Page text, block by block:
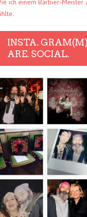
ich einem Barbier-Meister
INSTA.
ARE. SOCIAL.